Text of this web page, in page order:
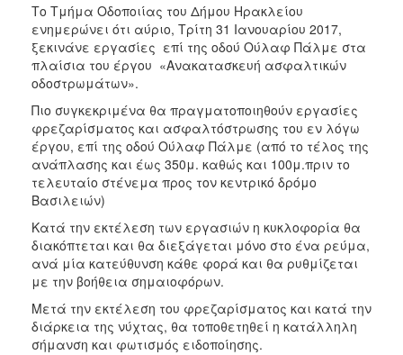
2012
2011
2010
2006
ΤΟΠΟΣ
ΠΟΛΙΤΙΣΜΟΣ
ΑΝΘΕΚΤΙΚΗ
ΠΟΛΗ
Το Τμήμα Οδοποιίας του Δήμου Ηρακλείου
ενημερώνει ότι αύριο, Τρίτη 31 Ιανουαρίου 2017,
ξεκινάνε εργασίες επί της οδού Ούλαφ Πάλμε στα
πλαίσια του έργου «Ανακατασκευή ασφαλτικών
οδοστρωμάτων».
Πιο συγκεκριμένα θα πραγματοποιηθούν εργασίες
φρεζαρίσματος και ασφαλτόστρωσης του εν λόγω
έργου, επί της οδού Ούλαφ Πάλμε (από το τέλος της
ανάπλασης και έως 350μ. καθώς και 100μ.πριν το
τελευταίο στένεμα προς τον κεντρικό δρόμο
Βασιλειών)
Κατά την εκτέλεση των εργασιών η κυκλοφορία θα
διακόπτεται και θα διεξάγεται μόνο στο ένα ρεύμα,
ανά μία κατεύθυνση κάθε φορά και θα ρυθμίζεται
με την βοήθεια σημαιοφόρων.
Μετά την εκτέλεση του φρεζαρίσματος και κατά την
διάρκεια της νύχτας, θα τοποθετηθεί η κατάλληλη
σήμανση και φωτισμός ειδοποίησης.